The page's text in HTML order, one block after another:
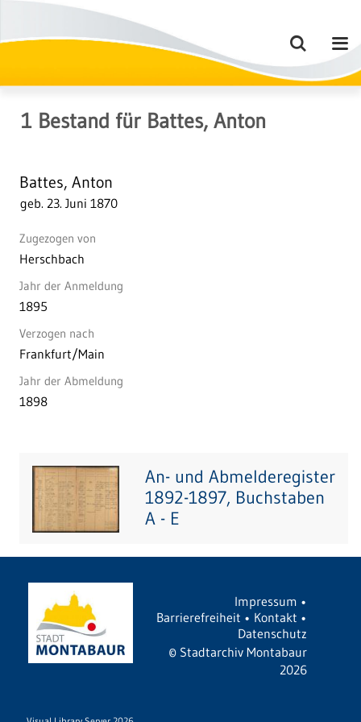
1 Bestand für Battes, Anton
Battes, Anton
geb. 23. Juni 1870
Zugezogen von
Herschbach
Jahr der Anmeldung
1895
Verzogen nach
Frankfurt/Main
Jahr der Abmeldung
1898
An- und Abmelderegister
1892-1897, Buchstaben
A - E
Impressum •
Barrierefreiheit • Kontakt •
Datenschutz
© Stadtarchiv Montabaur
2026